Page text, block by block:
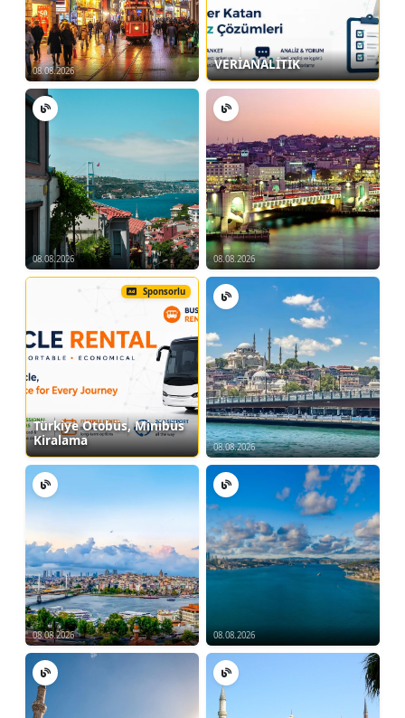
08.08.2026 VERİANALİTİK
08.08.2026 08.08.2026
Sponsorlu
Türkiye Otobüs, Minibüs
Kiralama
08.08.2026
08.08.2026 08.08.2026